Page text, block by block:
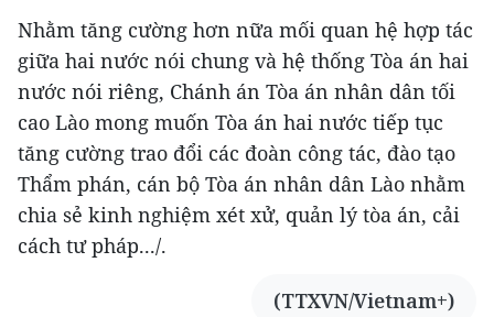
Nhằm tăng cường hơn nữa mối quan hệ hợp tác
giữa hai nước nói chung và hệ thống Tòa án hai
nước nói riêng, Chánh án Tòa án nhân dân tối
cao Lào mong muốn Tòa án hai nước tiếp tục
tăng cường trao đổi các đoàn công tác, đào tạo
Thẩm phán, cán bộ Tòa án nhân dân Lào nhằm
chia sẻ kinh nghiệm xét xử, quản lý tòa án, cải
cách tư pháp.../.
(TTXVN/Vietnam+)